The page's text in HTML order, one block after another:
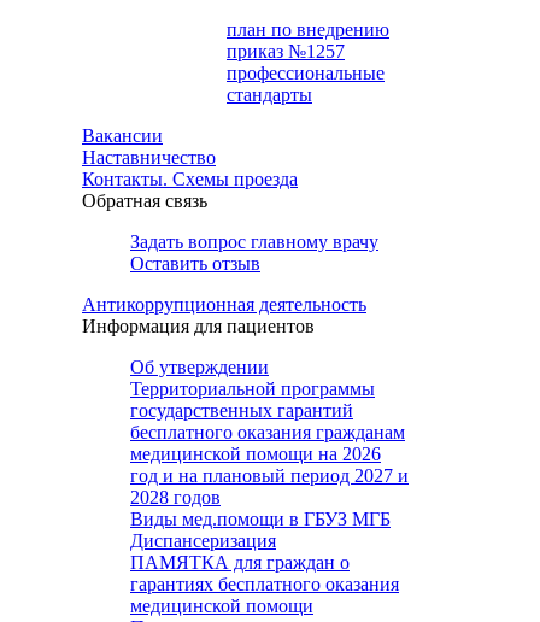
план по внедрению
приказ №1257
профессиональные
стандарты
Вакансии
Наставничество
Контакты. Схемы проезда
Обратная связь
Задать вопрос главному врачу
Оставить отзыв
Антикоррупционная деятельность
Информация для пациентов
Об утверждении
Территориальной программы
государственных гарантий
бесплатного оказания гражданам
медицинской помощи на 2026
год и на плановый период 2027 и
2028 годов
Виды мед.помощи в ГБУЗ МГБ
Диспансеризация
ПАМЯТКА для граждан о
гарантиях бесплатного оказания
медицинской помощи